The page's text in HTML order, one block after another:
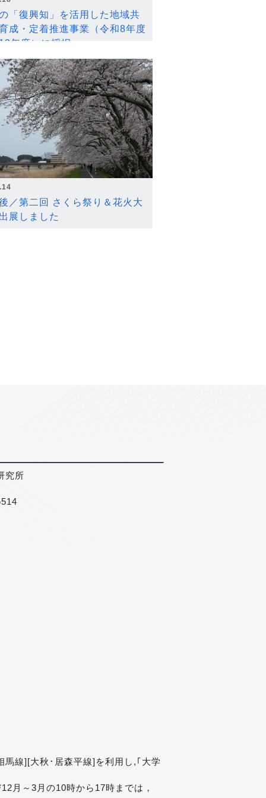
「復興知」を活用した地域共
成・定着推進事業（令和8年度
年度）に採択
／第二回 さくら祭り＆花火大
展しました
究所
線][大秋･居森平線]を利用し,｢大学
月～3月の10時から17時までは，